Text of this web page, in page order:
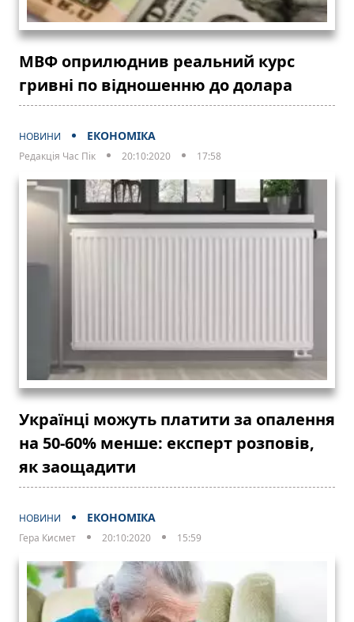
МВФ оприлюднив реальний курс
гривні по відношенню до долара
НОВИНИ ЕКОНОМІКА
Редакція Час Пік 20:10:2020 17:58
Українці можуть платити за опалення
на 50-60% менше: експерт розповів,
як заощадити
НОВИНИ ЕКОНОМІКА
Гера Кисмет 20:10:2020 15:59